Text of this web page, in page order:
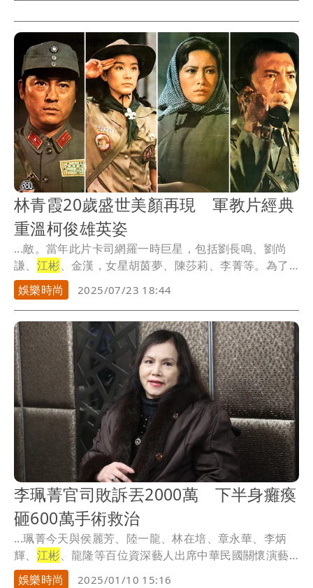
林青霞20歲盛世美顏再現 軍教片經典
重溫柯俊雄英姿
...敵。當年此片卡司網羅一時巨星，包括劉長鳴、劉尚
謙、 江彬、金漢，女星胡茵夢、陳莎莉、李菁等。為了
展現戰...
娛樂時尚 2025/07/23 18:44
李珮菁官司敗訴丟2000萬 下半身癱瘓
砸600萬手術救治
...珮菁今天與侯麗芳、陸一龍、林在培、章永華、李炳
輝、 江彬、龍隆等百位資深藝人出席中華民國關懷演藝
人員基...
娛樂時尚 2025/01/10 15:16